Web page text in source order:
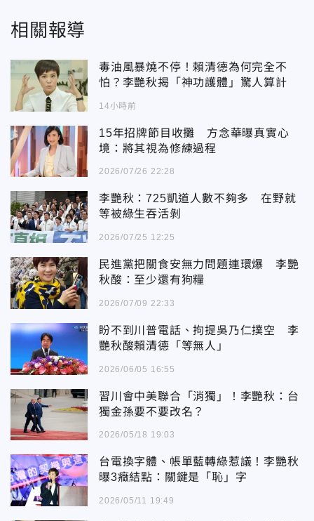
相關報導
毒油風暴燒不停！賴清德為何完全不
怕？李艷秋揭「神功護體」驚人算計
14小時前
15年招牌節目收攤 方念華曝真實心
境：將其視為修練過程
2026/07/26 22:28
李艷秋：725凱道人數不夠多 在野就
等被綠生吞活剝
2026/07/25 12:25
民進黨把關食安無力問題連環爆 李艷
秋酸：至少還有狗糧
2026/07/09 22:33
盼不到川普電話、拘提吳乃仁撲空 李
艷秋酸賴清德「等無人」
2026/06/05 16:55
習川會中美聯合「消獨」！李艷秋：台
獨金孫要不要改名？
2026/05/18 19:03
台電換字體、帳單藍轉綠惹議！李艷秋
曝3癥結點：關鍵是「恥」字
2026/05/11 19:49